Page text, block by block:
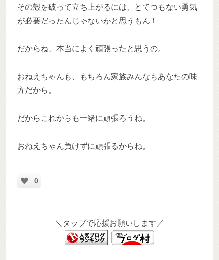
その殻を破って立ち上がるには、とてつもない勇気
が必要だったんじゃないかと思うもん！
だからね、本当によく頑張ったと思うの。
おねえちゃんも、もちろん家族みんなもあなたの味
方だから。
だからこれからも一緒に頑張ろうね。
おねえちゃん負けずに頑張るからね。
0
＼タップで応援お願いします／